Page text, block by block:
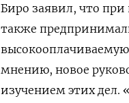
Биро заявил, что при
также
мнению, новое
изучением этих дел.